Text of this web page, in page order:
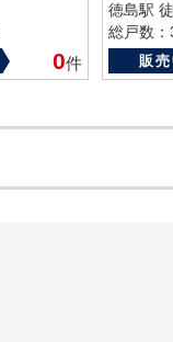
0件
徳島駅
総戸数：
築年数販売